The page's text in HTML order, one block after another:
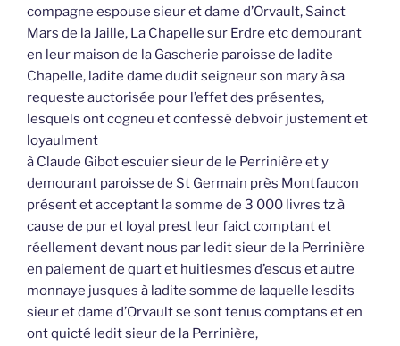
compagne espouse sieur et dame d’Orvault, Sainct
Mars de la Jaille, La Chapelle sur Erdre etc demourant
en leur maison de la Gascherie paroisse de ladite
Chapelle, ladite dame dudit seigneur son mary à sa
requeste auctorisée pour l’effet des présentes,
lesquels ont cogneu et confessé debvoir justement et
loyaulment
à Claude Gibot escuier sieur de le Perrinière et y
demourant paroisse de St Germain près Montfaucon
présent et acceptant la somme de 3 000 livres tz à
cause de pur et loyal prest leur faict comptant et
réellement devant nous par ledit sieur de la Perrinière
en paiement de quart et huitiesmes d’escus et autre
monnaye jusques à ladite somme de laquelle lesdits
sieur et dame d’Orvault se sont tenus comptans et en
ont quicté ledit sieur de la Perrinière,